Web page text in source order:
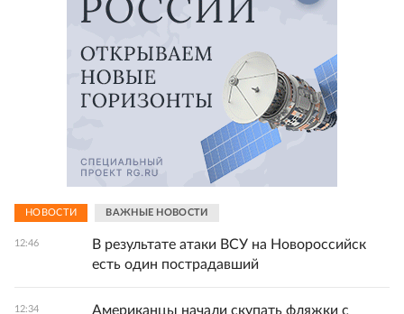
НОВОСТИ ВАЖНЫЕ НОВОСТИ
12:46
В результате атаки ВСУ на Новороссийск
есть один пострадавший
12:34
Американцы начали скупать фляжки с